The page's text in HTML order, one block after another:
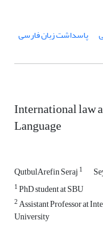
پاسداشت زبان فارسی
International law
Language
QutbulArefin Seraj 1
1PhD student at SBU
2Assistant Professor at
University